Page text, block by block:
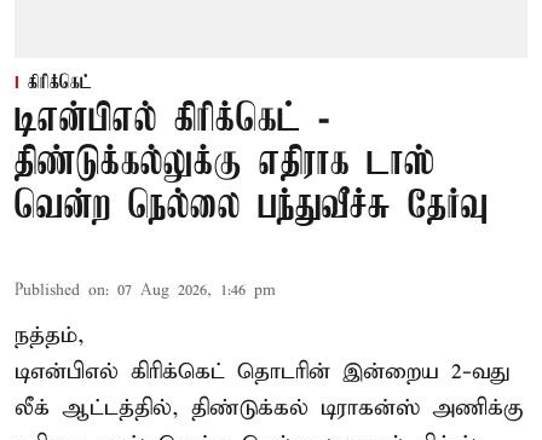
கிரிக்கெட்
டிஎன்பிஎல் கிரிக்கெட் -
திண்டுக்கல்லுக்கு எதிராக டாஸ்
வென்ற நெல்லை பந்துவீச்சு தேர்வு
Published on: 07 Aug 2026, 1:46 pm
நத்தம்,
டிஎன்பிஎல் கிரிக்கெட் தொடரின் இன்றைய 2-வது
லீக் ஆட்டத்தில், திண்டுக்கல் டிராகன்ஸ் அணிக்கு